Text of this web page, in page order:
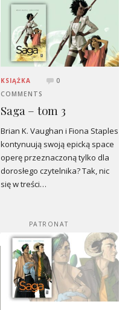
KSIĄŻKA
0
COMMENTS
Saga – tom 3
Brian K. Vaughan i Fiona Staples
kontynuują swoją epicką space
operę przeznaczoną tylko dla
dorosłego czytelnika? Tak, nic
się w treści…
PATRONAT